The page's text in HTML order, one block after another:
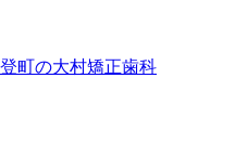
町の大村矯正歯科